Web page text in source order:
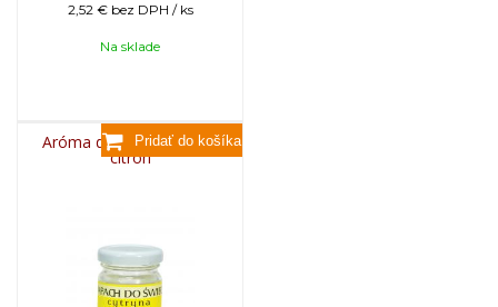
2,52 € bez DPH / ks
Na sklade
Aróma do sviečok, 25g -
citrón